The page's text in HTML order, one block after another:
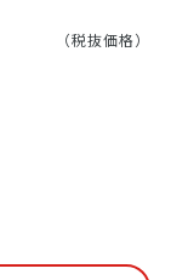
（税抜価格）